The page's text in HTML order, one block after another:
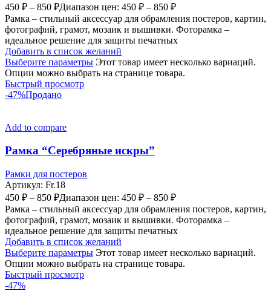
450 ₽ – 850 ₽Диапазон цен: 450 ₽ – 850 ₽
Рамка – стильный аксессуар для обрамления постеров, картин,
фотографий, грамот, мозаик и вышивки. Фоторамка –
идеальное решение для защиты печатных
Добавить в список желаний
Выберите параметры Этот товар имеет несколько вариаций.
Опции можно выбрать на странице товара.
Быстрый просмотр
-47%Продано
Add to compare
Рамка “Серебряные искры”
Рамки для постеров
Артикул: Fr.18
450 ₽ – 850 ₽Диапазон цен: 450 ₽ – 850 ₽
Рамка – стильный аксессуар для обрамления постеров, картин,
фотографий, грамот, мозаик и вышивки. Фоторамка –
идеальное решение для защиты печатных
Добавить в список желаний
Выберите параметры Этот товар имеет несколько вариаций.
Опции можно выбрать на странице товара.
Быстрый просмотр
-47%